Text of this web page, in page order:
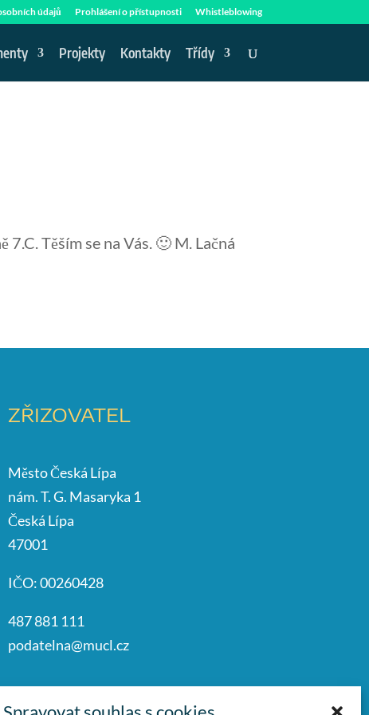
údajů Prohlášení o přístupnosti Whistleblowing
Projekty Kontakty Třídy
Těším se na Vás. 🙂 M. Lačná
ZŘIZOVATEL
Město Česká Lípa
nám. T. G. Masaryka 1
Česká Lípa
47001
IČO: 00260428
487 881 111
podatelna@mucl.cz